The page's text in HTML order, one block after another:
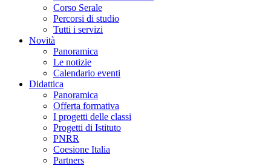
Corso Serale
Percorsi di studio
Tutti i servizi
Novità
Panoramica
Le notizie
Calendario eventi
Didattica
Panoramica
Offerta formativa
I progetti delle classi
Progetti di Istituto
PNRR
Coesione Italia
Partners